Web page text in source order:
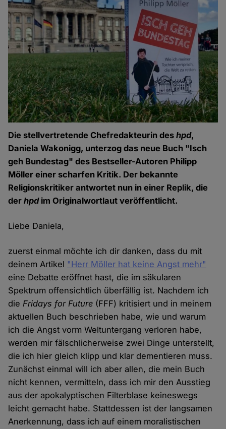
Die stellvertretende Chefredakteurin deshpd,
Daniela Wakonigg, unterzog das neue Buch "Isch
geh Bundestag" des Bestseller-Autoren Philipp
Möller einer scharfen Kritik. Der bekannte
Religionskritiker antwortet nun in einer Replik, die
derhpdim Originalwortlaut veröffentlicht.
Liebe Daniela,
zuerst einmal möchte ich dir danken, dass du mit
deinem Artikel "Herr Möller hat keine Angst mehr"
eine Debatte eröffnet hast, die im säkularen
Spektrum offensichtlich überfällig ist. Nachdem ich
dieFridays for Future (FFF) kritisiert und in meinem
aktuellen Buch beschrieben habe, wie und warum
ich die Angst vorm Weltuntergang verloren habe,
werden mir fälschlicherweise zwei Dinge unterstellt,
die ich hier gleich klipp und klar dementieren muss.
Zunächst einmal will ich aber allen, die mein Buch
nicht kennen, vermitteln, dass ich mir den Ausstieg
aus der apokalyptischen Filterblase keineswegs
leicht gemacht habe. Stattdessen ist der langsamen
Anerkennung, dass ich auf einem moralistischen